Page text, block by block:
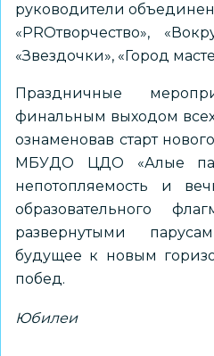
руководители
«PROтворчество»,
«Звездочки», «Город
Праздничные
финальным выходом всех
ознаменовав старт
МБУДО ЦДО «Алые
непотопляемость и
образовательного
развернутыми
будущее к новым
побед.
Юбилеи